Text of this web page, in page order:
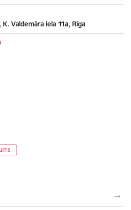
Valdemāra iela 11a, Rīga